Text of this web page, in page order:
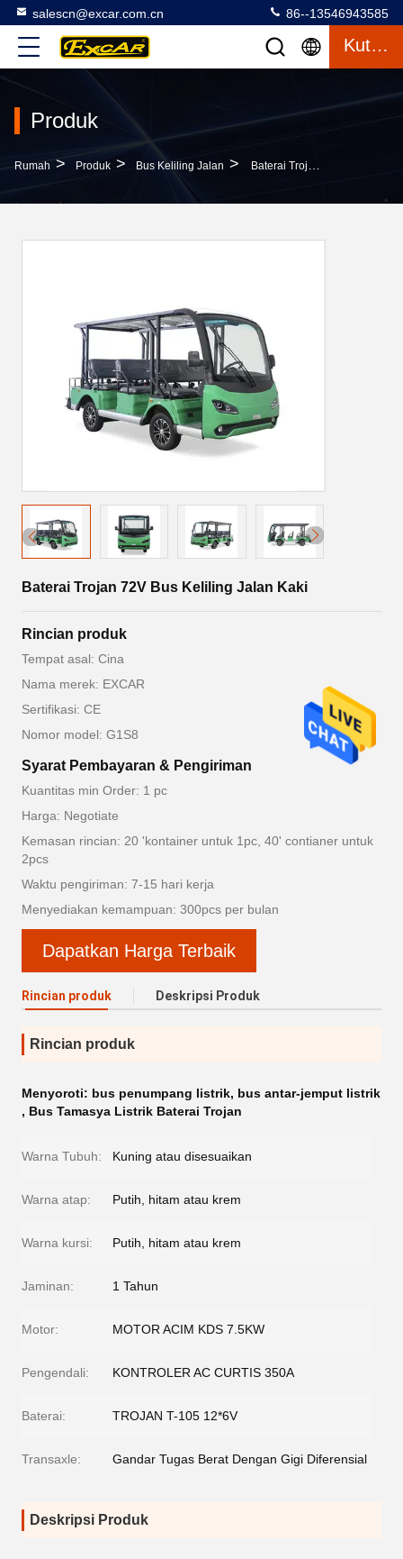
salescn@excar.com.cn 86--13546943585
Kutipan
Produk
Rumah > Produk > Bus Keliling Jalan > Baterai Trojan 72V Bus Keliling Jalan Kaki
Baterai Trojan 72V Bus Keliling Jalan Kaki
Rincian produk
Tempat asal: Cina
Nama merek: EXCAR
Sertifikasi: CE
Nomor model: G1S8
Syarat Pembayaran & Pengiriman
Kuantitas min Order: 1 pc
Harga: Negotiate
Kemasan rincian: 20 'kontainer untuk 1pc, 40' contianer untuk
2pcs
Waktu pengiriman: 7-15 hari kerja
Menyediakan kemampuan: 300pcs per bulan
Dapatkan Harga Terbaik
Rincian produk Deskripsi Produk
Rincian produk
Menyoroti: bus penumpang listrik, bus antar-jemput listrik
, Bus Tamasya Listrik Baterai Trojan
Warna Tubuh: Kuning atau disesuaikan
Warna atap: Putih, hitam atau krem
Warna kursi: Putih, hitam atau krem
Jaminan: 1 Tahun
Motor: MOTOR ACIM KDS 7.5KW
Pengendali: KONTROLER AC CURTIS 350A
Baterai: TROJAN T-105 12*6V
Transaxle: Gandar Tugas Berat Dengan Gigi Diferensial
Deskripsi Produk